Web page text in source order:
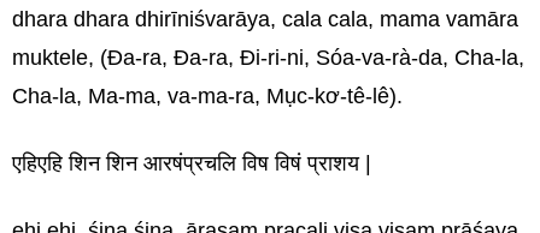
dhara dhara dhirīniśvarāya, cala cala, mama vamāra
muktele, (Đa-ra, Đa-ra, Đi-ri-ni, Sóa-va-rà-da, Cha-la,
Cha-la, Ma-ma, va-ma-ra, Mục-kơ-tê-lê).
एहिएहि शिन शिन आरषंप्रचलि विष विषं प्राशय |